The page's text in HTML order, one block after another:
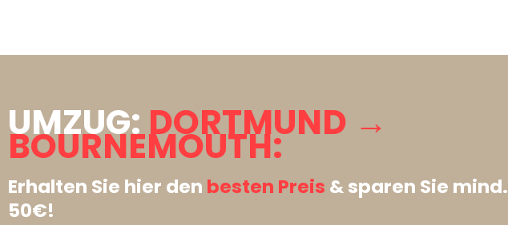
UMZUG:DORTMUND →
BOURNEMOUTH:
Erhalten Sie hier den besten Preis & sparen Sie mind.
50€!